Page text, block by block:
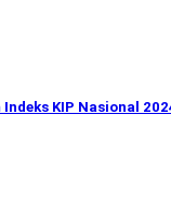
KIP Nasional